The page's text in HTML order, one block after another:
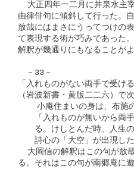
大正四年一二月に井泉水主
由律俳句に傾斜して行った。
放哉にはまさにうってつけの
て表現する術が巧みであった
解釈が幾通りにもなることがよ
－33－
「入れものがない両手で受け
（岩波新書・黄版二二六）で
小庵住まいの身は、布施
「入れものが無いから両手
る。けしとんだ時、人生の
詩心の「大空」が出現した
大岡信の解釈はこの句が放
る。それはこの句が南郷庵に